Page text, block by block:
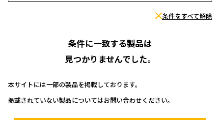
条件をすべて解除
条件に一致する製品は
見つかりませんでした。
本サイトには一部の製品を掲載しております。
掲載されていない製品についてはお問い合わせください。